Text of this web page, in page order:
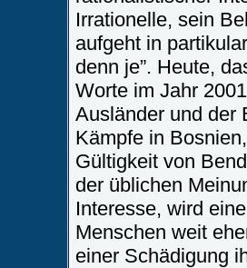
Irrationelle, sein
aufgeht in
denn je”. Heute,
Worte im Jahr
Ausländer und der
Kämpfe in
Gültigkeit von
der üblichen
Interesse, wird
Menschen weit
einer Schädigung